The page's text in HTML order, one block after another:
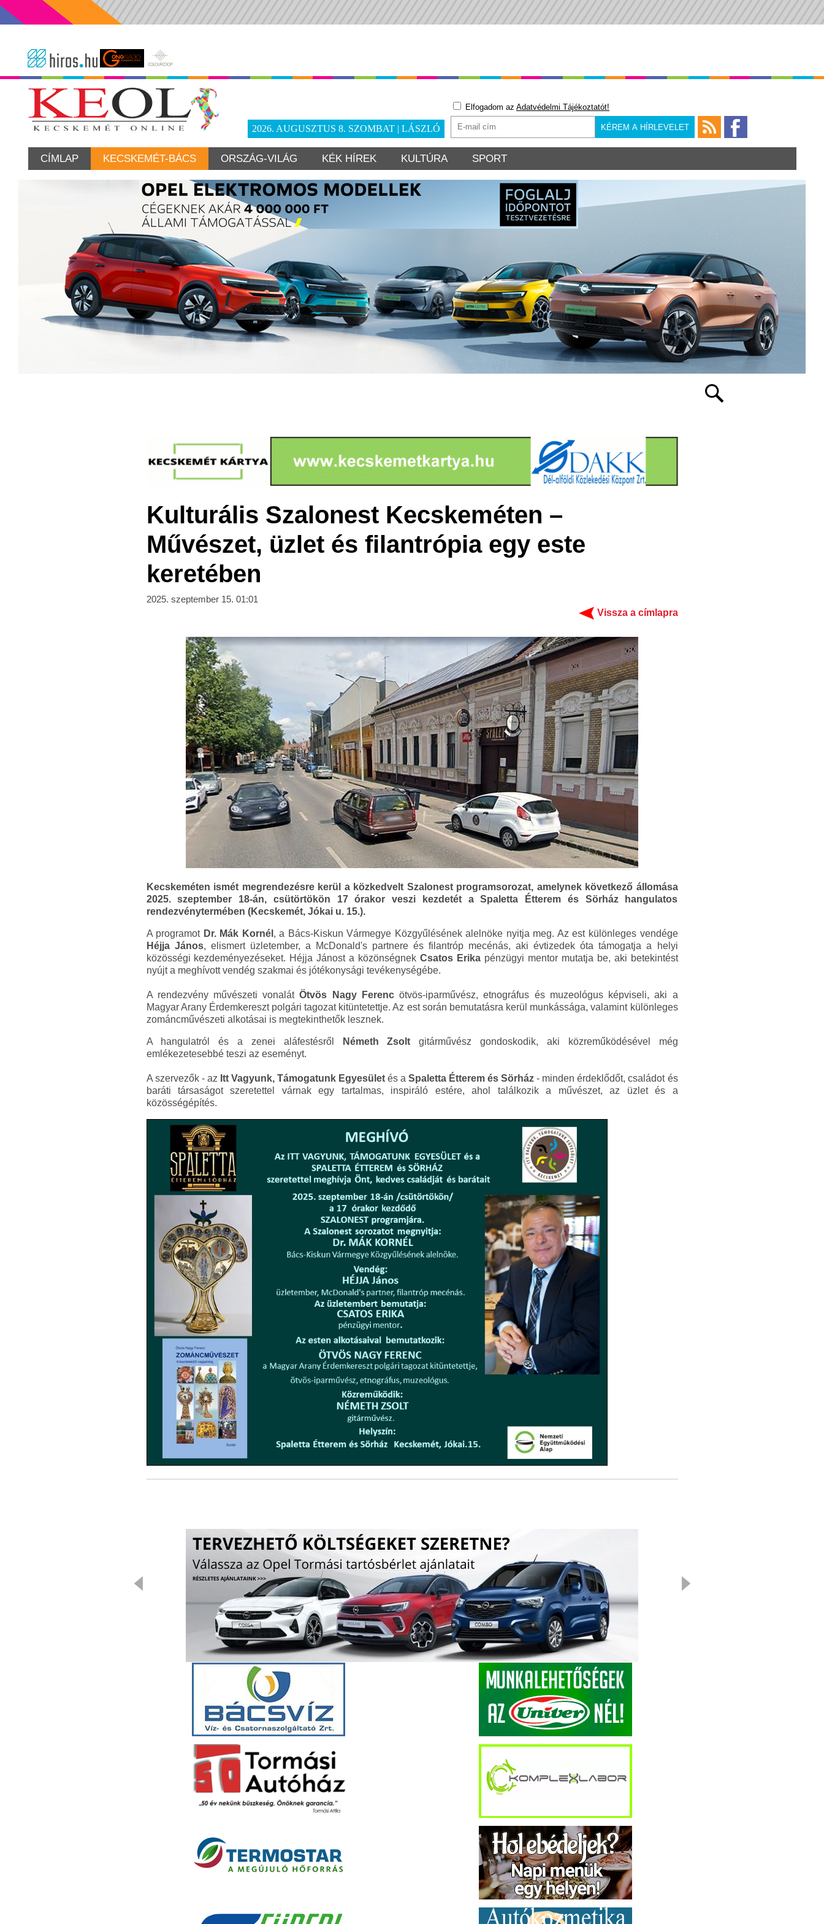
2026. AUGUSZTUS 8. SZOMBAT | LÁSZLÓ
Elfogadom az Adatvédelmi Tájékoztatót!
CÍMLAP KECSKEMÉT-BÁCS ORSZÁG-VILÁG KÉK HÍREK KULTÚRA SPORT
Kulturális Szalonest Kecskeméten –
Művészet, üzlet és filantrópia egy este
keretében
2025. szeptember 15. 01:01
Vissza a címlapra
Kecskeméten ismét megrendezésre kerül a közkedvelt Szalonest programsorozat, amelynek következő állomása
2025. szeptember 18-án, csütörtökön 17 órakor veszi kezdetét a Spaletta Étterem és Sörház hangulatos
rendezvénytermében (Kecskemét, Jókai u. 15.).
A programot Dr. Mák Kornél , a Bács-Kiskun Vármegye Közgyűlésének alelnöke nyitja meg. Az est különleges vendége
Héjja János, elismert üzletember, a McDonald's partnere és filantróp mecénás, aki évtizedek óta támogatja a helyi
közösségi kezdeményezéseket. Héjja Jánost a közönségnekCsatos Erika pénzügyi mentor mutatja be, aki betekintést
nyújt a meghívott vendég szakmai és jótékonysági tevékenységébe.
A rendezvény művészeti vonalátÖtvös Nagy Ferencötvös-iparművész, etnográfus és muzeológus képviseli, aki a
Magyar Arany Érdemkereszt polgári tagozat kitüntetettje. Az est során bemutatásra kerül munkássága, valamint különleges
zománcművészeti alkotásai is megtekinthetők lesznek.
A hangulatról és a zenei aláfestésről Németh Zsoltgitárművész gondoskodik, aki közreműködésével még
emlékezetesebbé teszi az eseményt.
A szervezők - az Itt Vagyunk, Támogatunk Egyesületés aSpaletta Étterem és Sörház - minden érdeklődőt, családot és
baráti társaságot szeretettel várnak egy tartalmas, inspiráló estére, ahol találkozik a művészet, az üzlet és a
közösségépítés.